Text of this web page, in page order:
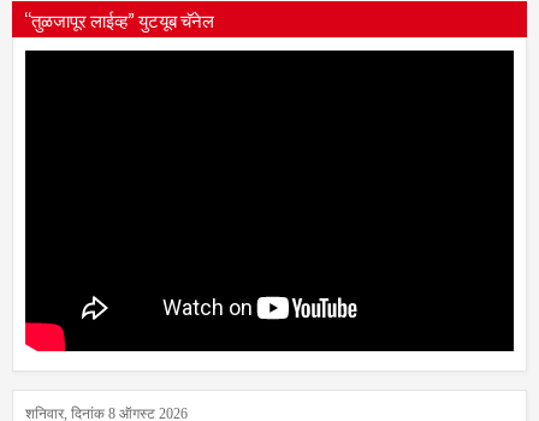
शनिवार, दिनांक 8 ऑगस्ट 2026